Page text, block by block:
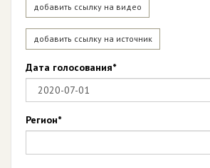
добавить ссылку на видео
добавить ссылку на источник
Дата голосования*
Регион*